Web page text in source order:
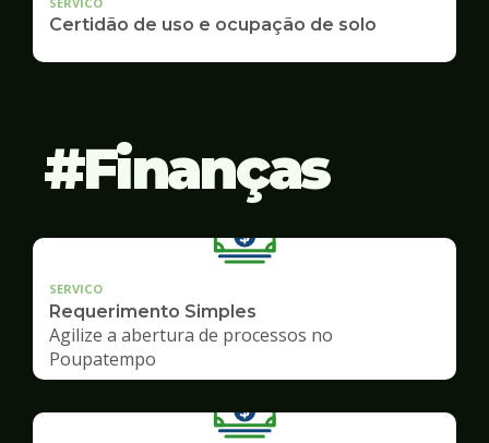
Certidão de uso e ocupação de solo
Finanças
SERVICO
Requerimento Simples
Agilize a abertura de processos no
Poupatempo